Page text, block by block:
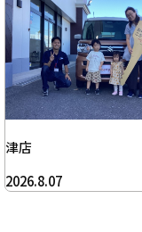
津店
2026.8.07